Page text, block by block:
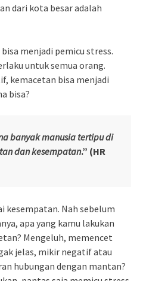
dari kota besar adalah
menjadi pemicu stress.
untuk semua orang.
kemacetan bisa menjadi
bisa?
banyak manusia tertipu di
dan kesempatan.” (HR
kesempatan. Nah sebelum
apa yang kamu lakukan
Mengeluh, memencet
jelas, mikir negatif atau
hubungan dengan mantan?